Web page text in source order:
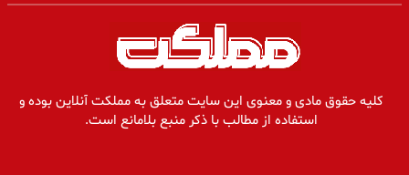
کلیه حقوق مادی و معنوی این سایت متعلق به مملکت آنلاین بوده و
استفاده از مطالب با ذکر منبع بلامانع است.